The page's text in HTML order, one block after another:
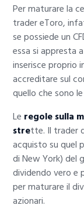
Per maturare la
trader eToro,
se possiede un
essa si appresta
inserisce proprio
accreditare sul
quello che sono
Le regole sulla
strette. Il trader
acquisto su quel
di New York) del
dividendo vero e
per maturare il
azionari.